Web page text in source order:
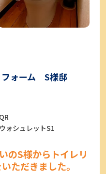
ォーム S様邸
シュレットS1
のS様からトイレリ
ただきました。